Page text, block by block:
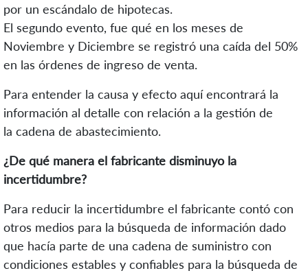
por un escándalo de hipotecas.
El segundo evento, fue qué en los meses de
Noviembre y Diciembre se registró una caída del 50%
en las órdenes de ingreso de venta.
Para entender la causa y efecto aquí encontrará la
información al detalle con relación a la gestión de
la cadena de abastecimiento.
¿De qué manera el fabricante disminuyo la
incertidumbre?
Para reducir la incertidumbre el fabricante contó con
otros medios para la búsqueda de información dado
que hacía parte de una cadena de suministro con
condiciones estables y confiables para la búsqueda de